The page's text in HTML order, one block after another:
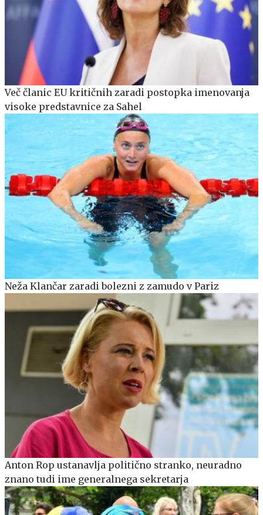
Več članic EU kritičnih zaradi postopka imenovanja
visoke predstavnice za Sahel
Neža Klančar zaradi bolezni z zamudo v Pariz
Anton Rop ustanavlja politično stranko, neuradno
znano tudi ime generalnega sekretarja